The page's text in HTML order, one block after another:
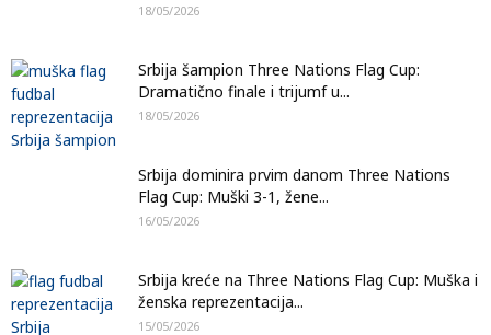
18/05/2026
Srbija šampion Three Nations Flag Cup:
Dramatično finale i trijumf u...
18/05/2026
Srbija dominira prvim danom Three Nations
Flag Cup: Muški 3-1, žene...
16/05/2026
Srbija kreće na Three Nations Flag Cup: Muška i
ženska reprezentacija...
15/05/2026